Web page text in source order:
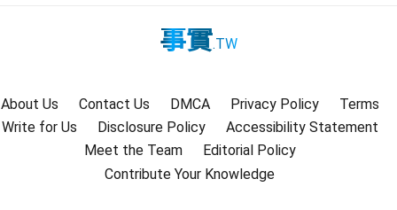
事實.TW
About Us Contact Us DMCA Privacy Policy
Terms
Write for Us
Disclosure Policy
Accessibility Statement
Meet the Team
Editorial Policy
Contribute Your Knowledge